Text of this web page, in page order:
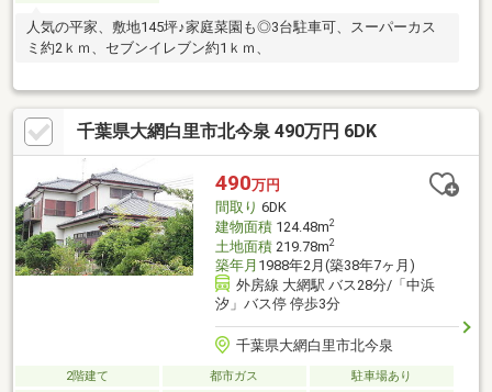
人気の平家、敷地145坪♪家庭菜園も◎3台駐車可、スーパーカス
ミ約2ｋｍ、セブンイレブン約1ｋｍ、
千葉県大網白里市北今泉 490万円 6DK
490万円
間取り 6DK
建物面積124.48m2
土地面積219.78m2
築年月 1988年2月(築38年7ヶ月)
外房線 大網駅 バス28分/「中浜
汐」バス停 停歩3分
千葉県大網白里市北今泉
2階建て 都市ガス
駐車場あり